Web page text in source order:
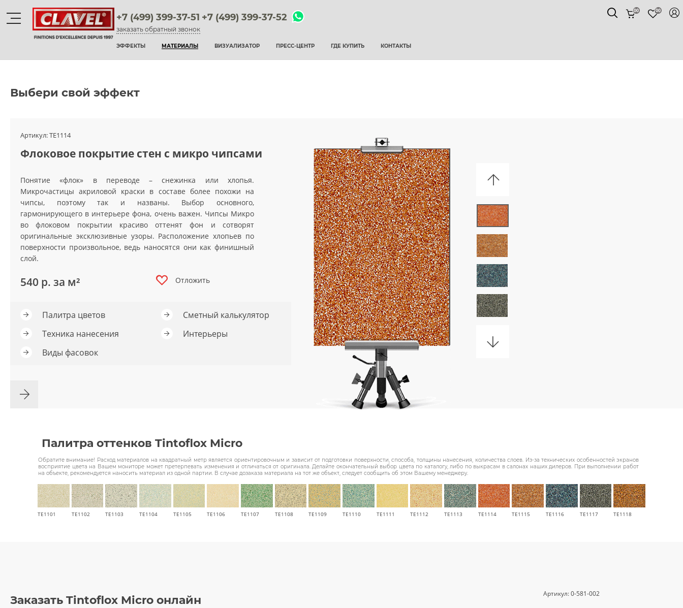
+7 (499) 399-37-51 +7 (499) 399-37-52
заказать обратный звонок
ЭФФЕКТЫ МАТЕРИАЛЫ ВИЗУАЛИЗАТОР ПРЕСС-ЦЕНТР ГДЕ КУПИТЬ КОНТАКТЫ
00 00
Материалы
декоративные краски
мультиколорные краски
краски
воски и лаки
штукатурки для фасадов
грунтовки
трафареты для декора
Выбери свой эффект
Артикул:TE1114
Флоковое покрытие стен с микро чипсами
Понятие «флок» в переводе – снежинка или хлопья.
Микрочастицы акриловой краски в составе более похожи на
чипсы, поэтому так и названы. Выбор основного,
гармонирующего в интерьере фона, очень важен. Чипсы Микро
во флоковом покрытии красиво оттенят фон и сотворят
оригинальные эксклюзивные узоры. Расположение хлопьев по
поверхности произвольное, ведь наносятся они как финишный
слой.
540 р. за м² Отложить
Палитра цветов
Сметный калькулятор
Техника нанесения
Интерьеры
Виды фасовок
Палитра оттенков Tintoflox Micro
Обратите внимание! Расход материалов на квадратный метр является ориентировочным и зависит от подготовки поверхности, способа, толщины нанесения, количества слоев. Из-за технических особенностей экранов
восприятие цвета на Вашем мониторе может претерпевать изменения и отличаться от оригинала. Делайте окончательный выбор цвета по каталогу, либо по выкрасам в салонах наших дилеров. При выполнении работ
на объекте, рекомендуется наносить материал из одной партии. В случае дозаказа материала на тот же объект, следует сообщить об этом Вашему менеджеру.
TE1101 TE1102 TE1103 TE1104 TE1105 TE1106 TE1107 TE1108 TE1109 TE1110 TE1111 TE1112 TE1113 TE1114 TE1115 TE1116 TE1117 TE1118
Заказать Tintoflox Micro онлайн Артикул:0-581-002